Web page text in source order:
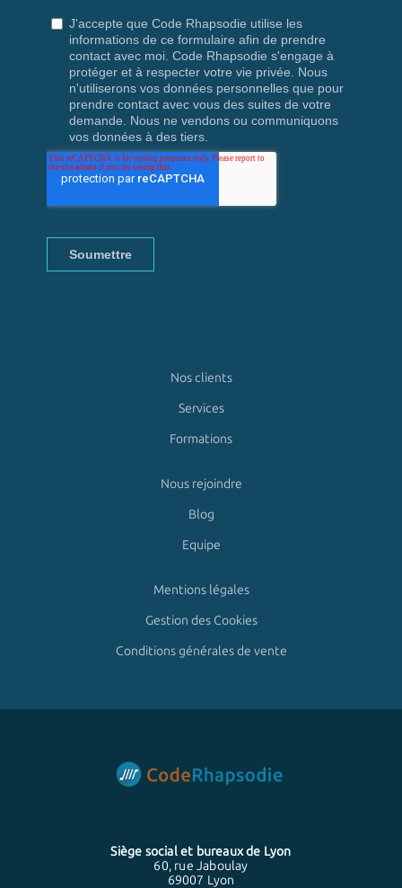
Nos clients
Services
Formations
Nous rejoindre
Blog
Equipe
Mentions légales
Gestion des Cookies
Conditions générales de vente
Siège social et bureaux de Lyon
60, rue Jaboulay
69007 Lyon